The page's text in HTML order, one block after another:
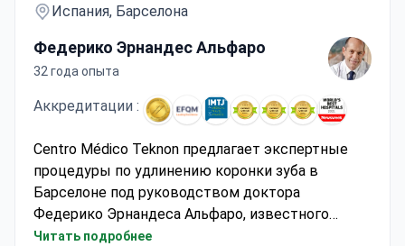
Испания, Барселона
Федерико Эрнандес Альфаро
32 года опыта
Аккредитации :
Centro Médico Teknon предлагает экспертные
процедуры по удлинению коронки зуба в
Барселоне под руководством доктора
Федерико Эрнандеса Альфаро, известного
челюстно-лицевого хирурга с обширным
Читать подробнее